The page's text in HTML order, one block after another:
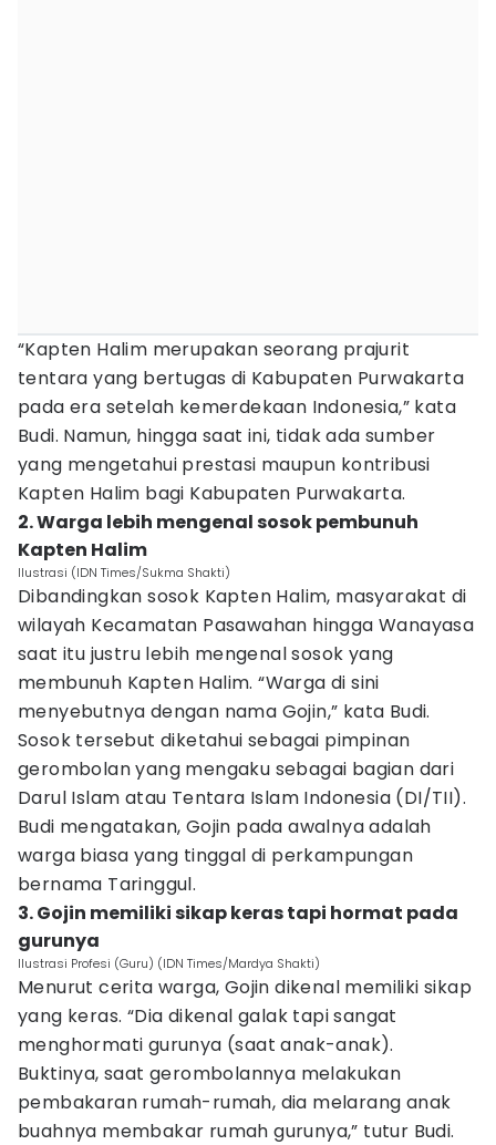
“Kapten Halim merupakan seorang prajurit
tentara yang bertugas di Kabupaten Purwakarta
pada era setelah kemerdekaan Indonesia,” kata
Budi. Namun, hingga saat ini, tidak ada sumber
yang mengetahui prestasi maupun kontribusi
Kapten Halim bagi Kabupaten Purwakarta.
2. Warga lebih mengenal sosok pembunuh
Kapten Halim
Ilustrasi (IDN Times/Sukma Shakti)
Dibandingkan sosok Kapten Halim, masyarakat di
wilayah Kecamatan Pasawahan hingga Wanayasa
saat itu justru lebih mengenal sosok yang
membunuh Kapten Halim. “Warga di sini
menyebutnya dengan nama Gojin,” kata Budi.
Sosok tersebut diketahui sebagai pimpinan
gerombolan yang mengaku sebagai bagian dari
Darul Islam atau Tentara Islam Indonesia (DI/TII).
Budi mengatakan, Gojin pada awalnya adalah
warga biasa yang tinggal di perkampungan
bernama Taringgul.
3. Gojin memiliki sikap keras tapi hormat pada
gurunya
Ilustrasi Profesi (Guru) (IDN Times/Mardya Shakti)
Menurut cerita warga, Gojin dikenal memiliki sikap
yang keras. “Dia dikenal galak tapi sangat
menghormati gurunya (saat anak-anak).
Buktinya, saat gerombolannya melakukan
pembakaran rumah-rumah, dia melarang anak
buahnya membakar rumah gurunya,” tutur Budi.